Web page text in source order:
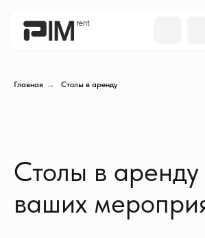
Главная → Столы в аренду
Столы в аренду
ваших